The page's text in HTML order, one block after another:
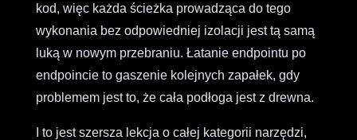
kod, więc każda ścieżka prowadząca do tego
wykonania bez odpowiedniej izolacji jest tą samą
luką w nowym przebraniu. Łatanie endpointu po
endpoincie to gaszenie kolejnych zapałek, gdy
problemem jest to, że cała podłoga jest z drewna.
I to jest szersza lekcja o całej kategorii narzędzi,